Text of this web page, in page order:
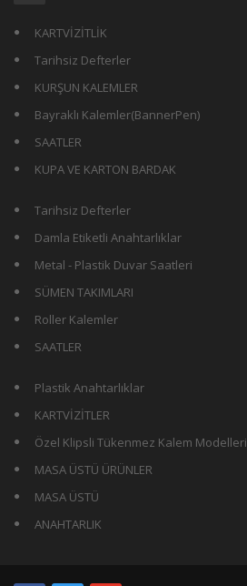
KARTVİZİTLİK
Tarihsiz Defterler
KURŞUN KALEMLER
Bayraklı Kalemler(BannerPen)
SAATLER
KUPA VE KARTON BARDAK
Tarihsiz Defterler
Damla Etiketli Anahtarlıklar
Metal - Plastik Duvar Saatleri
SÜMEN TAKIMLARI
Roller Kalemler
SAATLER
Plastik Anahtarlıklar
KARTVİZİTLER
Özel Klipsli Tükenmez Kalem Modelleri
MASA ÜSTÜ ÜRÜNLER
MASA ÜSTÜ
ANAHTARLIK